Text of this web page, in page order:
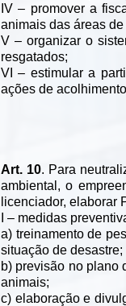
IV – promover a
animais das áreas
V – organizar o
resgatados;
VI – estimular a
ações de
Art. 10. Para
ambiental, o
licenciador, elaborar
I – medidas
a) treinamento de
situação de desastre;
b) previsão no plano
animais;
c) elaboração e